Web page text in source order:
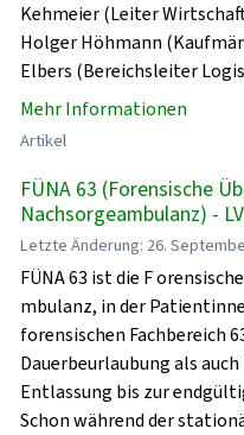
Kehmeier (Leiter
Holger Höhmann
Elbers (Bereichsleiter
Mehr Informationen
Artikel
FÜNA 63 (Forensische
Nachsorgeambulanz) -
Letzte Änderung: 26.
FÜNA 63 ist die F
mbulanz, in der
forensischen Fachbereich
Dauerbeurlaubung als
Entlassung bis zur
Schon während der